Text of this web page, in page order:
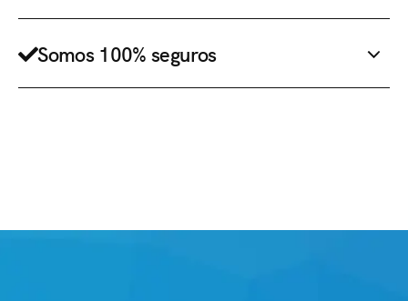
Somos 100% seguros